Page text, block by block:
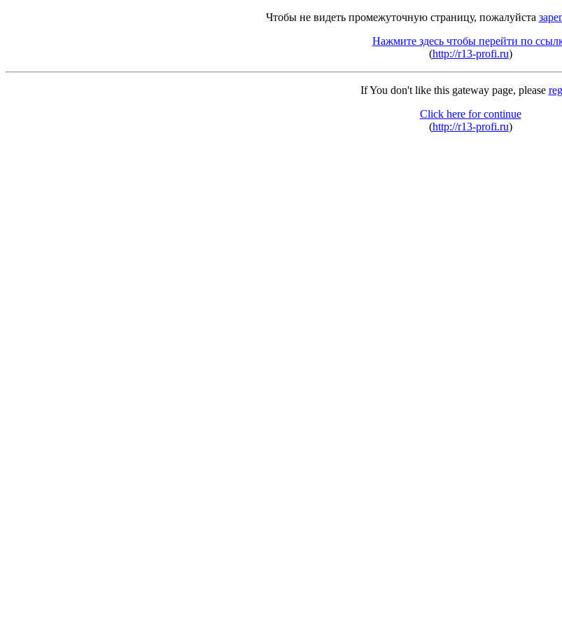
Чтобы не видеть промежуточную страницу, пожалуйста
Нажмите здесь чтобы перейти по
(http://r13-profi.ru)
If You don't like this gateway page, please
Click here for continue
(http://r13-profi.ru)